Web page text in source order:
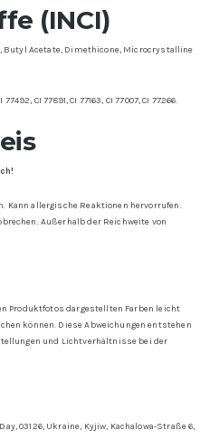
(INCI)
Butyl Acetate, Dimethicone, Microcrystalline
CI 77891, CI 77163, CI 77007, CI 77266.
Kann allergische Reaktionen hervorrufen.
Außerhalb der Reichweite von
Produktfotos dargestellten Farben leicht
können. Diese Abweichungen entstehen
und Lichtverhältnisse bei der
03126, Ukraine, Kyjiw, Kachalowa-Straße 6,